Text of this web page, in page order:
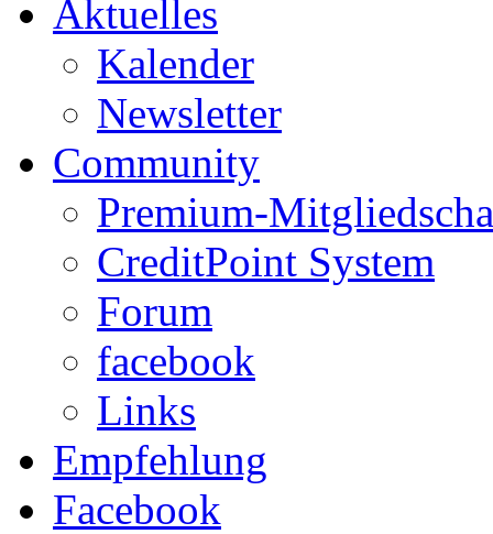
Aktuelles
Kalender
Newsletter
Community
Premium-
CreditPoint System
Forum
facebook
Links
Empfehlung
Facebook